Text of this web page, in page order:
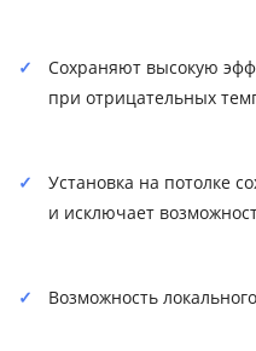
Сохраняют высокую
при отрицательных
Установка на потолке
и исключает
Возможность